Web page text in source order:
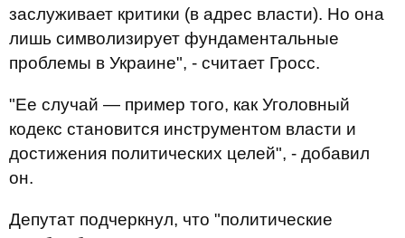
заслуживает критики (в адрес власти). Но она
лишь символизирует фундаментальные
проблемы в Украине", - считает Гросс.
"Ее случай — пример того, как Уголовный
кодекс становится инструментом власти и
достижения политических целей", - добавил
он.
Депутат подчеркнул, что "политические